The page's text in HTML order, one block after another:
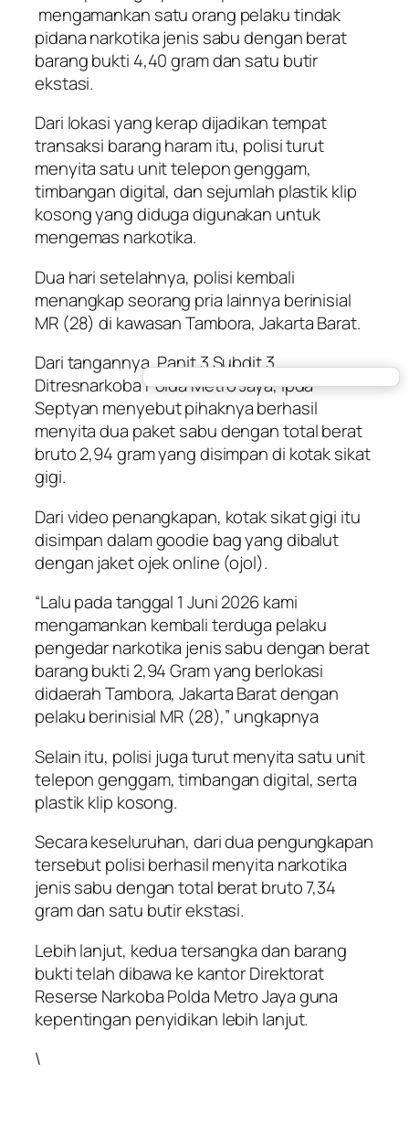
mengamankan satu orang pelaku tindak
pidana narkotika jenis sabu dengan berat
barang bukti 4,40 gram dan satu butir
ekstasi.
Dari lokasi yang kerap dijadikan tempat
transaksi barang haram itu, polisi turut
menyita satu unit telepon genggam,
timbangan digital, dan sejumlah plastik klip
kosong yang diduga digunakan untuk
mengemas narkotika.
Dua hari setelahnya, polisi kembali
menangkap seorang pria lainnya berinisial
MR (28) di kawasan Tambora, Jakarta Barat.
Dari tangannya, Panit 3 Subdit 3
Ditresnarkoba Polda Metro Jaya, Ipda
Septyan menyebut pihaknya berhasil
menyita dua paket sabu dengan total berat
bruto 2,94 gram yang disimpan di kotak sikat
gigi.
Dari video penangkapan, kotak sikat gigi itu
disimpan dalam goodie bag yang dibalut
dengan jaket ojek online (ojol).
“Lalu pada tanggal 1 Juni 2026 kami
mengamankan kembali terduga pelaku
pengedar narkotika jenis sabu dengan berat
barang bukti 2,94 Gram yang berlokasi
didaerah Tambora, Jakarta Barat dengan
pelaku berinisial MR (28),” ungkapnya
Selain itu, polisi juga turut menyita satu unit
telepon genggam, timbangan digital, serta
plastik klip kosong.
Secara keseluruhan, dari dua pengungkapan
tersebut polisi berhasil menyita narkotika
jenis sabu dengan total berat bruto 7,34
gram dan satu butir ekstasi.
Lebih lanjut, kedua tersangka dan barang
bukti telah dibawa ke kantor Direktorat
Reserse Narkoba Polda Metro Jaya guna
kepentingan penyidikan lebih lanjut.
\